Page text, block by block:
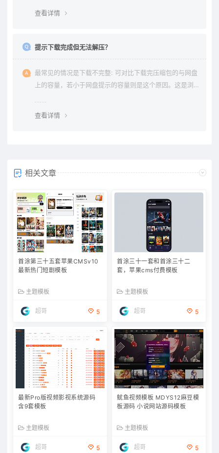
查看详情
提示下载完成但无法解压？
最常见的情况是下载不完整: 可对比下载完压缩包的与网盘
上的容量，若小于网盘提示的容量则是这个原因。这是浏
查看详情
相关文章
首涂第三十五套苹果CMSv10
最新热门短剧模板
主题模板
超哥 5
首涂三十一套和首涂三十二
套，苹果cms付费模板
主题模板
超哥 5
最新Pro版视频影视系统源码
含9套模板
主题模板
超哥 5
鱿鱼视频模板 MDYS12麻豆模
板源码 小说网站源码模板
主题模板
超哥 5